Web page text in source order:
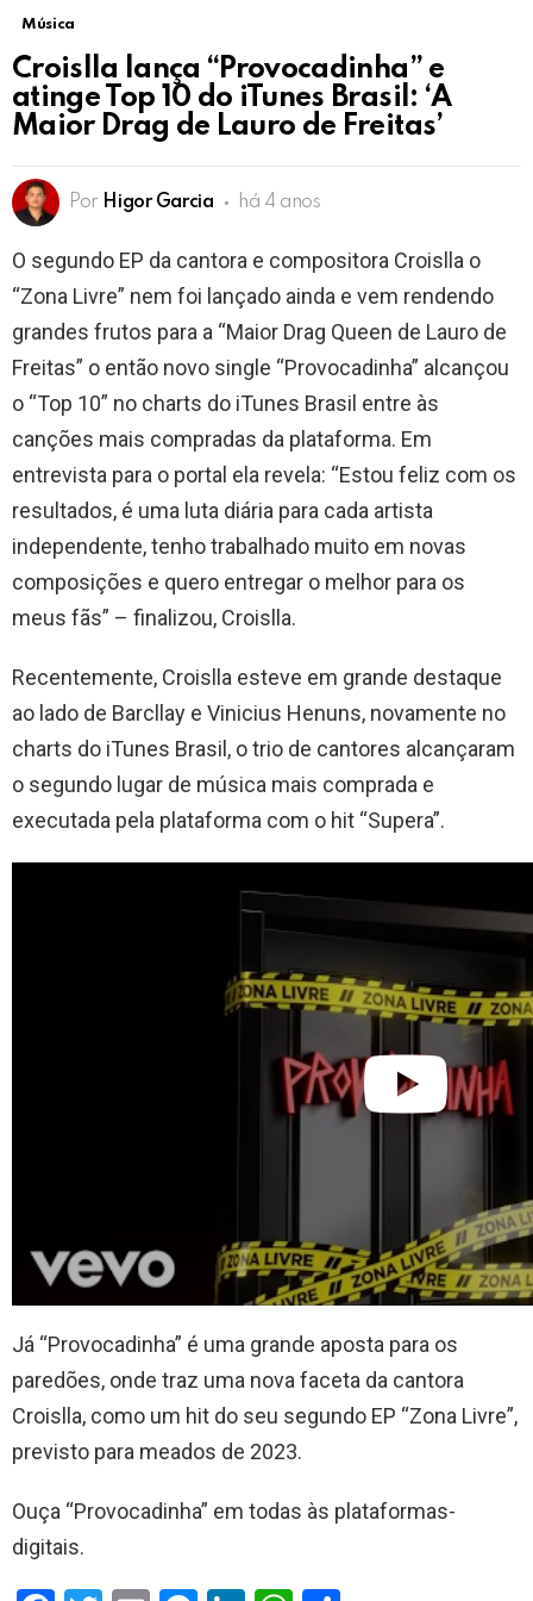
Música
Croislla lança “Provocadinha” e
atinge Top 10 do iTunes Brasil: ‘A
Maior Drag de Lauro de Freitas’
Por Higor Garcia há 4 anos
O segundo EP da cantora e compositora Croislla o
“Zona Livre” nem foi lançado ainda e vem rendendo
grandes frutos para a “Maior Drag Queen de Lauro de
Freitas” o então novo single “Provocadinha” alcançou
o “Top 10” no charts do iTunes Brasil entre às
canções mais compradas da plataforma. Em
entrevista para o portal ela revela: “Estou feliz com os
resultados, é uma luta diária para cada artista
independente, tenho trabalhado muito em novas
composições e quero entregar o melhor para os
meus fãs” – finalizou, Croislla.
Recentemente, Croislla esteve em grande destaque
ao lado de Barcllay e Vinicius Henuns, novamente no
charts do iTunes Brasil, o trio de cantores alcançaram
o segundo lugar de música mais comprada e
executada pela plataforma com o hit “Supera”.
Já “Provocadinha” é uma grande aposta para os
paredões, onde traz uma nova faceta da cantora
Croislla, como um hit do seu segundo EP “Zona Livre”,
previsto para meados de 2023.
Ouça “Provocadinha” em todas às plataformas-
digitais.